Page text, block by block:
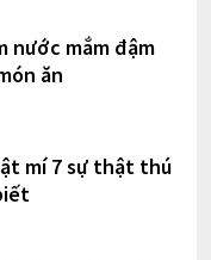
nước mắm đậm
ăn
mí 7 sự thật thú